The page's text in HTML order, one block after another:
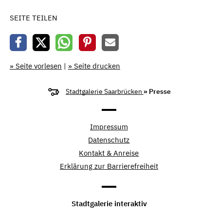
SEITE TEILEN
» Seite vorlesen | » Seite drucken
Stadtgalerie Saarbrücken » Presse
Impressum
Datenschutz
Kontakt & Anreise
Erklärung zur Barrierefreiheit
Stadtgalerie interaktiv